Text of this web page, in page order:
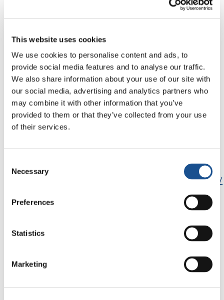
This website uses cookies
We use cookies to personalise content and ads, to
provide social media features and to analyse our traffic.
We also share information about your use of our site with
our social media, advertising and analytics partners who
may combine it with other information that you’ve
provided to them or that they’ve collected from your use
of their services.
Selection
Necessary
Preferences
Statistics
Marketing
uma cidadela chamada “Arco Íris” onde vivem 104
famílias e mais de 250 crianças e adolescentes, muitas delas com diversas doenças e/ou
em situação de abandono.
Contacto:
https://www.facebook.com/casadelosninosbolivia/